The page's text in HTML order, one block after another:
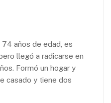
años de edad, es
llegó a radicarse en
Formó un hogar y
casado y tiene dos